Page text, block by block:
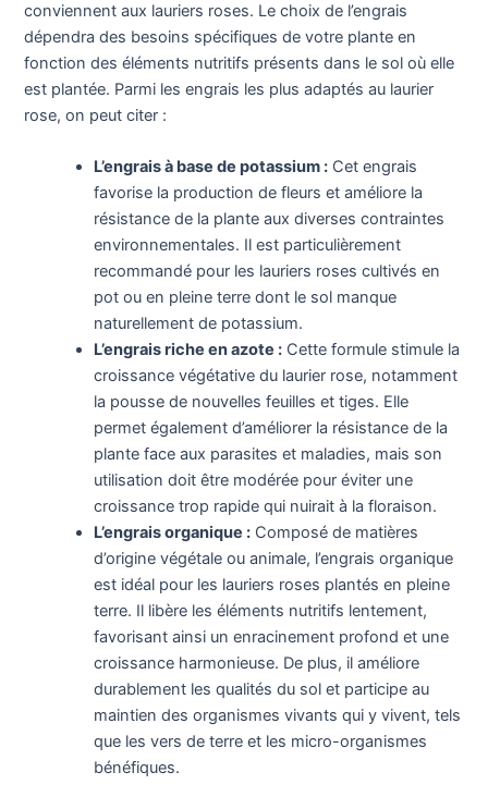
conviennent aux lauriers roses. Le choix de l’engrais
dépendra des besoins spécifiques de votre plante en
fonction des éléments nutritifs présents dans le sol où elle
est plantée. Parmi les engrais les plus adaptés au laurier
rose, on peut citer :
L’engrais à base de potassium : Cet engrais
favorise la production de fleurs et améliore la
résistance de la plante aux diverses contraintes
environnementales. Il est particulièrement
recommandé pour les lauriers roses cultivés en
pot ou en pleine terre dont le sol manque
naturellement de potassium.
L’engrais riche en azote : Cette formule stimule la
croissance végétative du laurier rose, notamment
la pousse de nouvelles feuilles et tiges. Elle
permet également d’améliorer la résistance de la
plante face aux parasites et maladies, mais son
utilisation doit être modérée pour éviter une
croissance trop rapide qui nuirait à la floraison.
L’engrais organique : Composé de matières
d’origine végétale ou animale, l’engrais organique
est idéal pour les lauriers roses plantés en pleine
terre. Il libère les éléments nutritifs lentement,
favorisant ainsi un enracinement profond et une
croissance harmonieuse. De plus, il améliore
durablement les qualités du sol et participe au
maintien des organismes vivants qui y vivent, tels
que les vers de terre et les micro-organismes
bénéfiques.